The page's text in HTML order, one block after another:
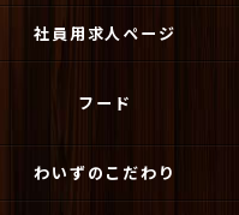
社員用求人ページ
フード
わいずのこだわり